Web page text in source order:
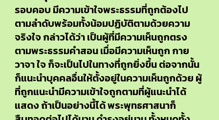
รอบคอบ มีความเข้าใจพระธรรมที่ถูกต้องไป
ตามลำดับพร้อมทั้งน้อมปฏิบัติตามด้วยความ
จริงใจ กล่าวได้ว่า เป็นผู้ที่มีความเห็นถูกตรง
ตามพระธรรมคำสอน เมื่อมีความเห็นถูก กาย
วาจา ใจ ก็จะเป็นไปในทางที่ถูกยิ่งขึ้น ต่อจากนั้น
ก็แนะนำบุคคลอื่นให้ตั้งอยู่ในความเห็นถูกด้วย ผู้
ที่ถูกแนะนำมีความเข้าใจถูกตามที่ผู้แนะนำได้
แสดง ถ้าเป็นอย่างนี้ได้ พระพุทธศาสนาก็